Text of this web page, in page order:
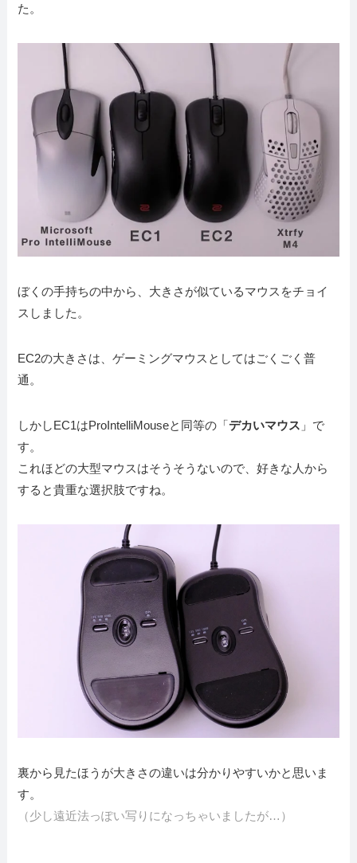
た。
ぼくの手持ちの中から、大きさが似ているマウスをチョイ
スしました。
EC2の大きさは、ゲーミングマウスとしてはごくごく普
通。
しかしEC1はProIntelliMouseと同等の「デカいマウス 」で
す。
これほどの大型マウスはそうそうないので、好きな人から
すると貴重な選択肢ですね。
裏から見たほうが大きさの違いは分かりやすいかと思いま
す。
（少し遠近法っぽい写りになっちゃいましたが…）